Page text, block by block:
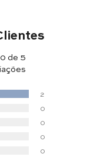
de 5
2
0
0
0
0